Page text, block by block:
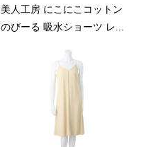
美人工房 にこにこコットン
のびーる 吸水ショーツ レ...